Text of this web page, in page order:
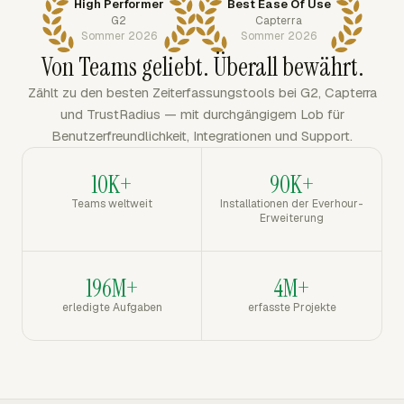
High Performer
G2
Sommer 2026
Best Ease Of Use
Capterra
Sommer 2026
Von Teams geliebt. Überall bewährt.
Zählt zu den besten Zeiterfassungstools bei G2, Capterra
und TrustRadius — mit durchgängigem Lob für
Benutzerfreundlichkeit, Integrationen und Support.
10K+
Teams weltweit
90K+
Installationen der Everhour-
Erweiterung
196M+
erledigte Aufgaben
4M+
erfasste Projekte